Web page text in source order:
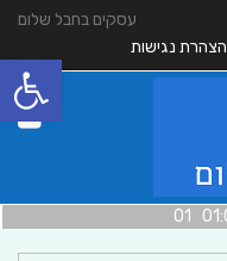
פתח
עסקים בחבל שלום
הצהרת נגישות